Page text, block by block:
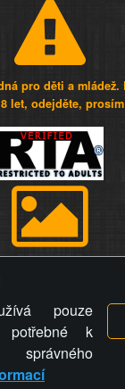
pro děti a mládež.
let, odejděte,
které se toto
která umístila
odstranění
uvedenou
žádný nárok na
nemajetkové újmy.
pouze
potřebné k